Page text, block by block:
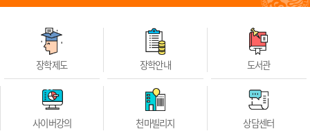
장학제도 장학안내 도서관
사이버강의 천마빌리지 상담센터